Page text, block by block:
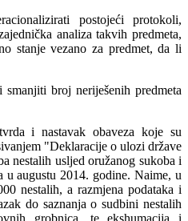
postojeći protokoli,
analiza takvih predmeta,
stanje vezano za predmet, da li
broj neriješenih predmeta
i nastavak obaveza koje su
"Deklaracije o ulozi države
nestalih usljed oružanog sukoba i
augustu 2014. godine. Naime, u
nestalih, a razmjena podataka i
do saznanja o sudbini nestalih
grobnica, te ekshumacija i